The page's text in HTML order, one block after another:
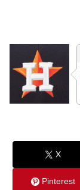
X
Pinterest